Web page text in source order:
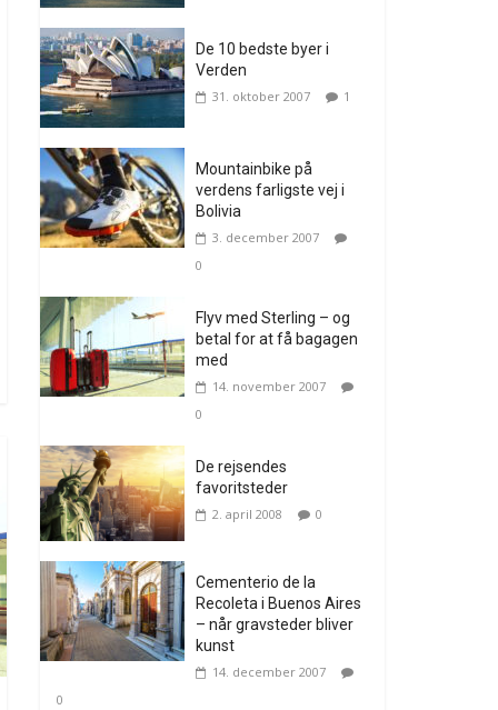
De 10 bedste byer i
Verden
31. oktober 2007 1
Mountainbike på
verdens farligste vej i
Bolivia
3. december 2007
0
Flyv med Sterling – og
betal for at få bagagen
med
14. november 2007
0
De rejsendes
favoritsteder
2. april 2008 0
Cementerio de la
Recoleta i Buenos Aires
– når gravsteder bliver
kunst
14. december 2007
0